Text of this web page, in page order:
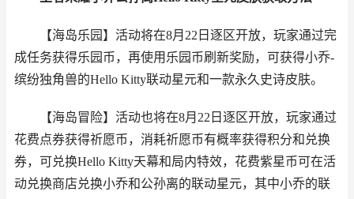
【海岛乐园】活动将在8月22日逐区开放，玩家通过完
成任务获得乐园币，再使用乐园币刷新奖励，可获得小乔-
缤纷独角兽的Hello Kitty联动星元和一款永久史诗皮肤。
【海岛冒险】活动也将在8月22日逐区开放，玩家通过
花费点券获得祈愿币，消耗祈愿币有概率获得积分和兑换
券，可兑换Hello Kitty天幕和局内特效，花费紫星币可在活
动兑换商店兑换小乔和公孙离的联动星元，其中小乔的联